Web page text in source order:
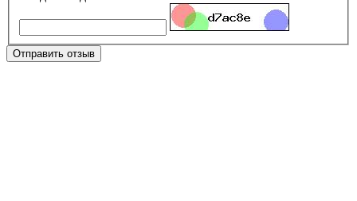
Отправить отзыв